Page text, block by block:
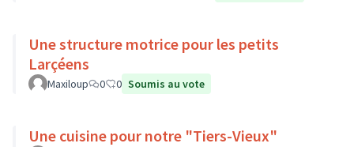
Une structure motrice pour les petits
Larçéens
Maxiloup 0 0 Soumis au vote
Une cuisine pour notre "Tiers-Vieux"